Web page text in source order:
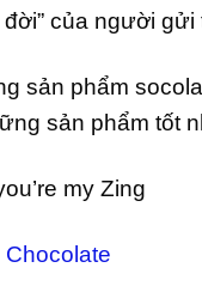
của người
sản phẩm
sản phẩm tốt
my Zing